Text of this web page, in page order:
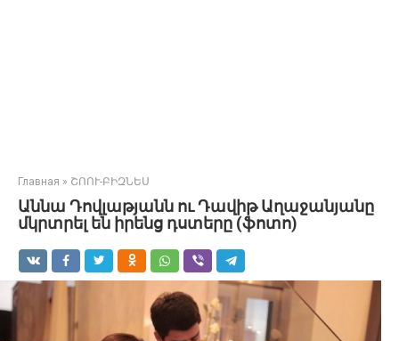
Главная » ՇՈՈՒ-ԲԻԶՆԵՍ
Աննա Դովլաթյանն ու Դավիթ Աղաջանյանը
մկրտրել են իրենց դստերը (ֆոտո)